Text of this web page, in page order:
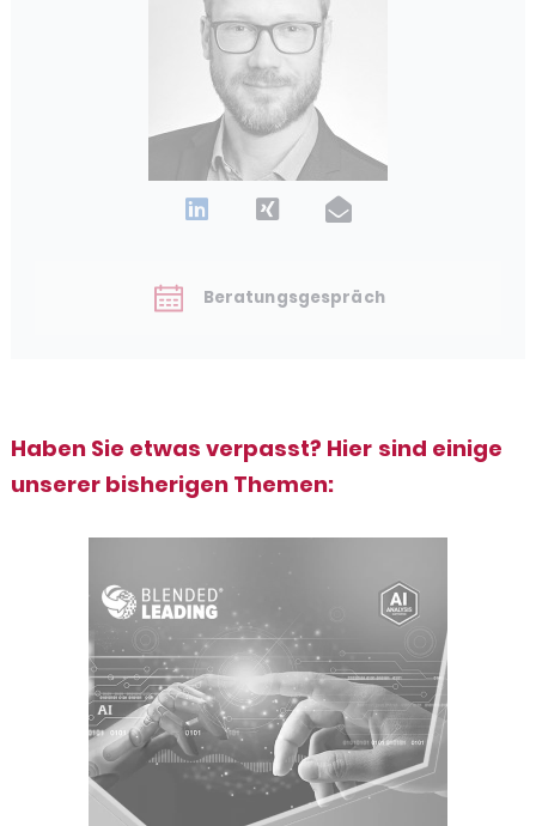
Beratungsgespräch
Haben Sie etwas verpasst? Hier sind einige
unserer bisherigen Themen: